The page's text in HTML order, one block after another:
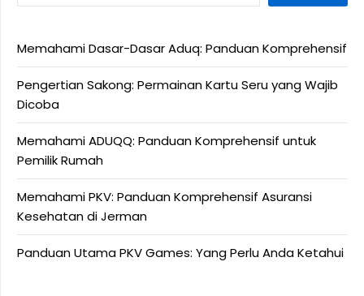
Memahami Dasar-Dasar Aduq: Panduan Komprehensif
Pengertian Sakong: Permainan Kartu Seru yang Wajib
Dicoba
Memahami ADUQQ: Panduan Komprehensif untuk
Pemilik Rumah
Memahami PKV: Panduan Komprehensif Asuransi
Kesehatan di Jerman
Panduan Utama PKV Games: Yang Perlu Anda Ketahui